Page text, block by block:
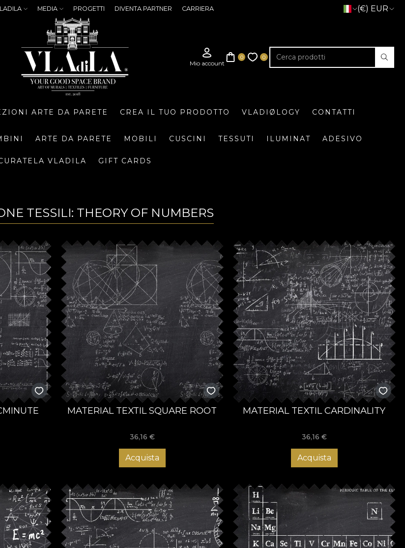
MEDIA PROGETTI DIVENTA PARTNER CARRIERA (€) EUR
ARTE DA PARETE CREA IL TUO PRODOTTO VLADIØLOGY CONTATTI
ARTE DA PARETE MOBILI CUSCINI TESSUTI ILUMINAT ADESIVO
VLADILA GIFT CARDS
TESSILI: THEORY OF NUMBERS
MATERIAL TEXTIL SQUARE ROOT
36,16 €
Acquista
MATERIAL TEXTIL CARDINALITY
36,16 €
Acquista